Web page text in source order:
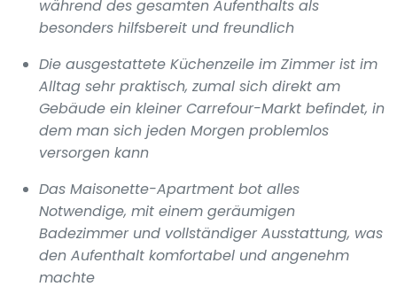
während des gesamten Aufenthalts als
besonders hilfsbereit und freundlich
Die ausgestattete Küchenzeile im Zimmer ist im
Alltag sehr praktisch, zumal sich direkt am
Gebäude ein kleiner Carrefour-Markt befindet, in
dem man sich jeden Morgen problemlos
versorgen kann
Das Maisonette-Apartment bot alles
Notwendige, mit einem geräumigen
Badezimmer und vollständiger Ausstattung, was
den Aufenthalt komfortabel und angenehm
machte